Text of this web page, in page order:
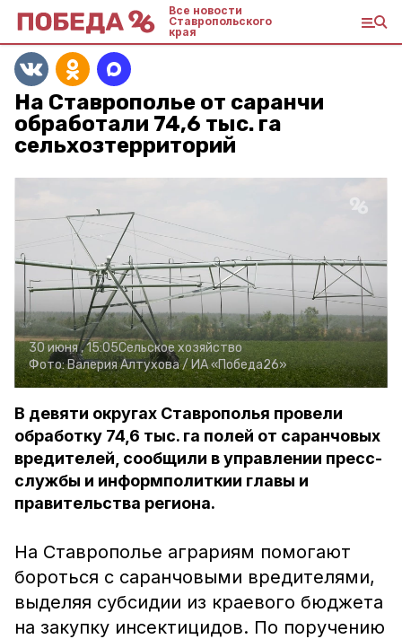
Все новости
Ставропольского
края
На Ставрополье от саранчи
обработали 74,6 тыс. га
сельхозтерриторий
30 июня , 15:05Сельское хозяйство
Фото:Валерия Алтухова /ИА «Победа26»
В девяти округах Ставрополья провели
обработку 74,6 тыс. га полей от саранчовых
вредителей, сообщили в управлении пресс-
службы и информполиткии главы и
правительства региона.
На Ставрополье аграриям помогают
бороться с саранчовыми вредителями,
выделяя субсидии из краевого бюджета
на закупку инсектицидов. По поручению